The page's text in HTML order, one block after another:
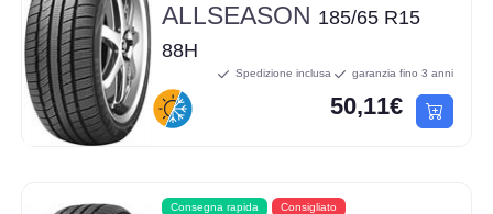
ALLSEASON 185/65 R15
88H
Spedizione inclusa garanzia fino 3 anni
50,11€
Consegna rapida Consigliato